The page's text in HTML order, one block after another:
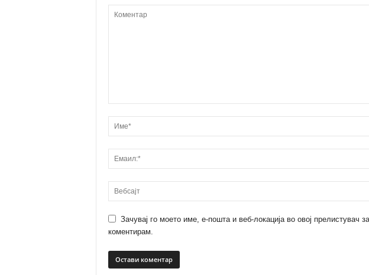
Зачувај го моето име, е-пошта и веб-локација во овој прелистувач
коментирам.